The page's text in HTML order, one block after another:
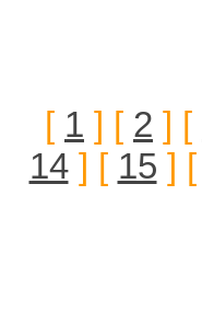
[ 1 ] [ 2 ] [
14] [ 15 ] [